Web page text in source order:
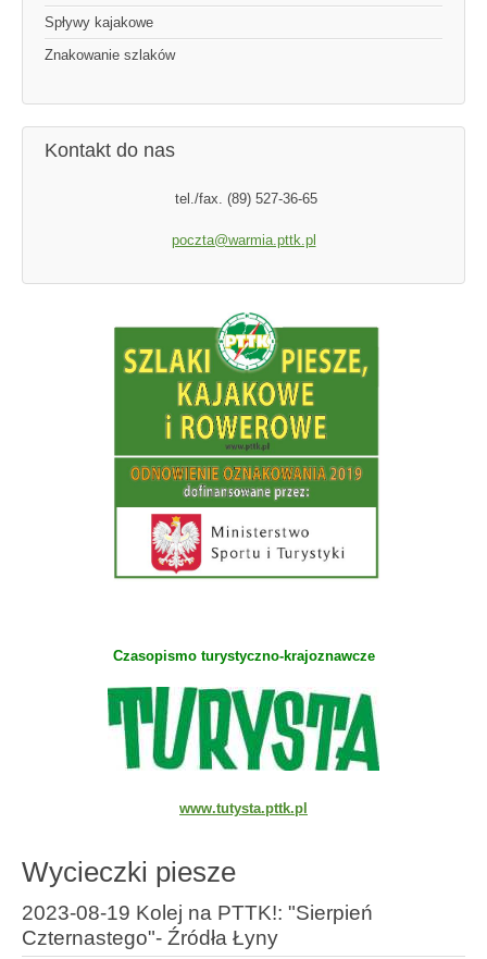
Spływy kajakowe
Znakowanie szlaków
Kontakt do nas
tel./fax. (89) 527-36-65
poczta@warmia.pttk.pl
Czasopismo turystyczno-krajoznawcze
www.tutysta.pttk.pl
Wycieczki piesze
2023-08-19 Kolej na PTTK!: "Sierpień
Czternastego"- Źródła Łyny